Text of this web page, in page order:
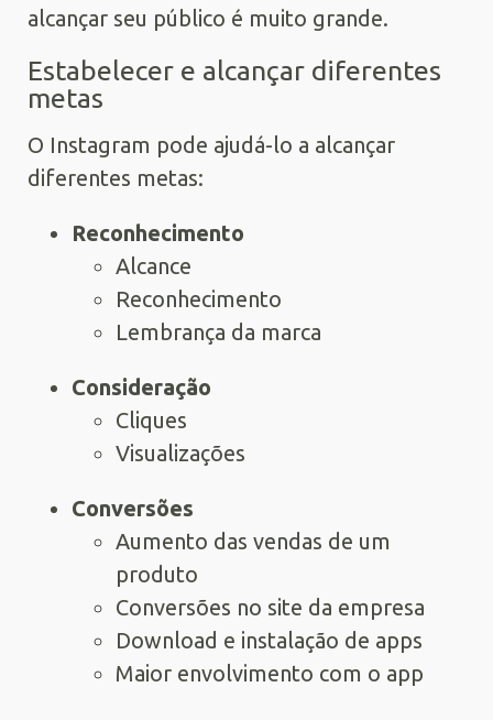
alcançar seu público é muito grande.
Estabelecer e alcançar diferentes
metas
O Instagram pode ajudá-lo a alcançar
diferentes metas:
Reconhecimento
Alcance
Reconhecimento
Lembrança da marca
Consideração
Cliques
Visualizações
Conversões
Aumento das vendas de um
produto
Conversões no site da empresa
Download e instalação de apps
Maior envolvimento com o app